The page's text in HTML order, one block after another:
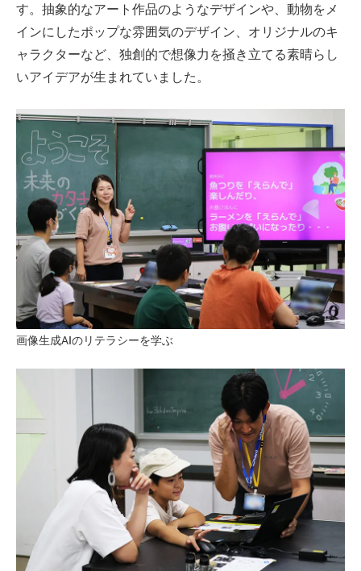
す。抽象的なアート作品のようなデザインや、動物をメ
インにしたポップな雰囲気のデザイン、オリジナルのキ
ャラクターなど、独創的で想像力を掻き立てる素晴らし
いアイデアが生まれていました。
画像生成AIのリテラシーを学ぶ